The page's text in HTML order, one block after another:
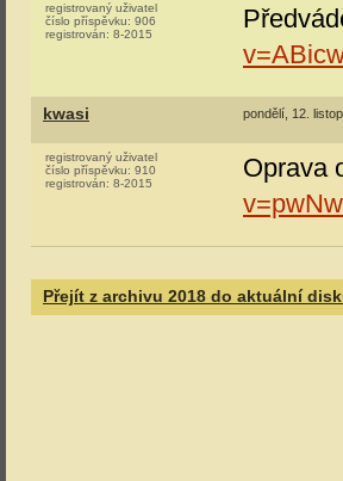
registrovaný uživatel
číslo příspěvku: 906
registrován: 8-2015
kwasi pondělí, 12.
registrovaný uživatel
číslo příspěvku: 910
registrován: 8-2015
Oprava
Přejít z archivu 2018 do aktuální